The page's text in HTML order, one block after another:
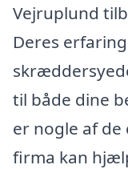
Vejruplund
Deres
til både dine
er nogle af
firma kan